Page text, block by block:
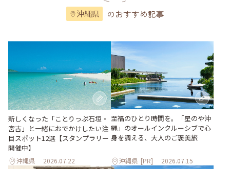
沖縄県 のおすすめ記事
新しくなった「ことりっぷ石垣・
宮古」と一緒におでかけしたい注
目スポット12選【スタンプラリー
開催中】
沖縄県 2026.07.22
至福のひとり時間を。「星のや沖
縄」のオールインクルーシブで心
身を調える、大人のご褒美旅
沖縄県 [PR] 2026.07.15